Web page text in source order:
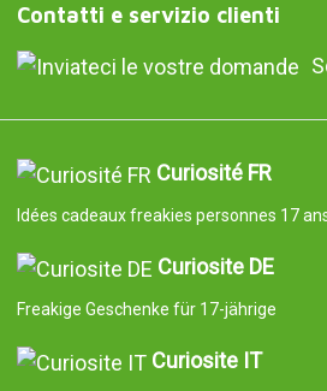
Contatti e servizio clienti
Curiosité FR
Idées cadeaux freakies personnes 17
Curiosite DE
Freakige Geschenke für 17-jährige
Curiosite IT